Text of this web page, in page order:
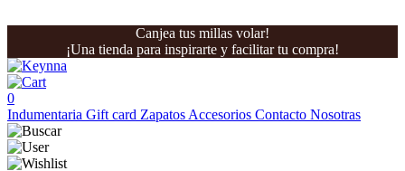
Canjea tus millas volar!
¡Una tienda para inspirarte y facilitar tu compra!
0
Indumentaria Gift card Zapatos Accesorios Contacto Nosotras